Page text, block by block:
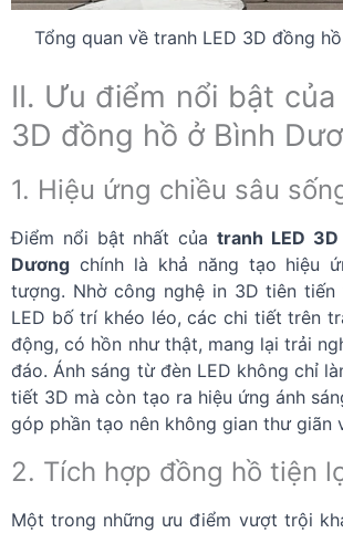
Tổng quan về tranh LED 3D đồng
II. Ưu điểm nổi bật của
3D đồng hồ ở Bình
1. Hiệu ứng chiều sâu
Điểm nổi bật nhất củatranh LED
Dương chính là khả năng tạo hiệu
tượng. Nhờ công nghệ in 3D tiên tiến
LED bố trí khéo léo, các chi tiết trên
động, có hồn như thật, mang lại trải
đáo. Ánh sáng từ đèn LED không chỉ
tiết 3D mà còn tạo ra hiệu ứng ánh
góp phần tạo nên không gian thư giãn
2. Tích hợp đồng hồ tiện
Một trong những ưu điểm vượt trội